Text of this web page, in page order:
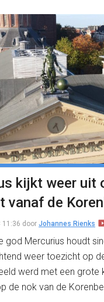
kijkt weer uit
vanaf de
11:36 door Johannes Rienks
god Mercurius houdt
weer toezicht op
werd met een grote
de nok van de